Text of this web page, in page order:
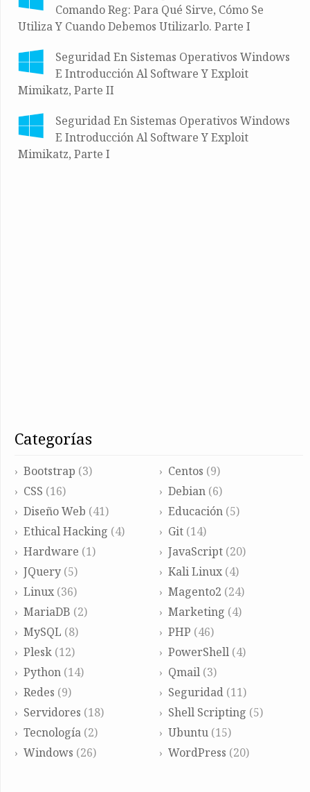
Comando Reg: Para Qué Sirve, Cómo Se
Utiliza Y Cuando Debemos Utilizarlo. Parte I
Seguridad En Sistemas Operativos Windows
E Introducción Al Software Y Exploit
Mimikatz, Parte II
Seguridad En Sistemas Operativos Windows
E Introducción Al Software Y Exploit
Mimikatz, Parte I
categorías
Bootstrap (3) Centos (9)
CSS (16) Debian(6)
Diseño Web (41) Educación(5)
Ethical Hacking (4) Git(14)
Hardware (1) JavaScript(20)
JQuery (5) Kali Linux(4)
Linux (36) Magento2 (24)
MariaDB (2) Marketing (4)
MySQL (8) PHP (46)
Plesk (12) PowerShell(4)
Python (14) Qmail(3)
Redes (9) Seguridad(11)
Servidores (18) Shell Scripting (5)
Tecnología (2) Ubuntu(15)
Windows (26) WordPress (20)